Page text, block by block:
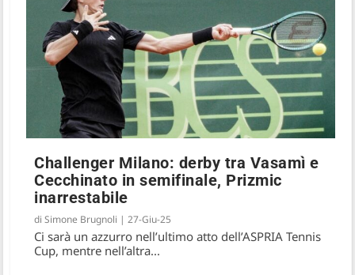
Challenger Milano: derby tra Vasamì e
Cecchinato in semifinale, Prizmic
inarrestabile
diSimone Brugnoli |27-Giu-25
Ci sarà un azzurro nell’ultimo atto dell’ASPRIA Tennis
Cup, mentre nell’altra...